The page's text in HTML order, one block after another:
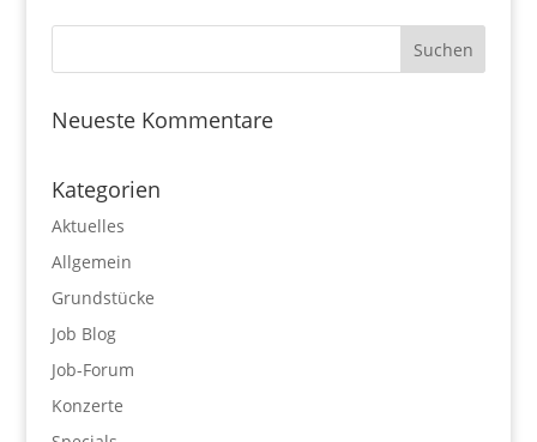
Neueste Kommentare
Kategorien
Aktuelles
Allgemein
Grundstücke
Job Blog
Job-Forum
Konzerte